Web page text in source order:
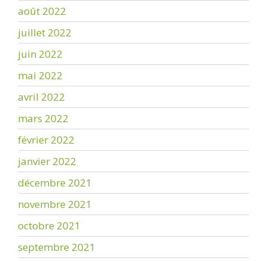
août 2022
juillet 2022
juin 2022
mai 2022
avril 2022
mars 2022
février 2022
janvier 2022
décembre 2021
novembre 2021
octobre 2021
septembre 2021